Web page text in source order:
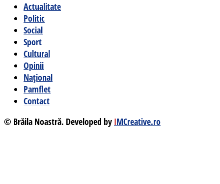
Actualitate
Politic
Social
Sport
Cultural
Opinii
Național
Pamflet
Contact
© Brăila Noastră. Developed by IMCreative.ro